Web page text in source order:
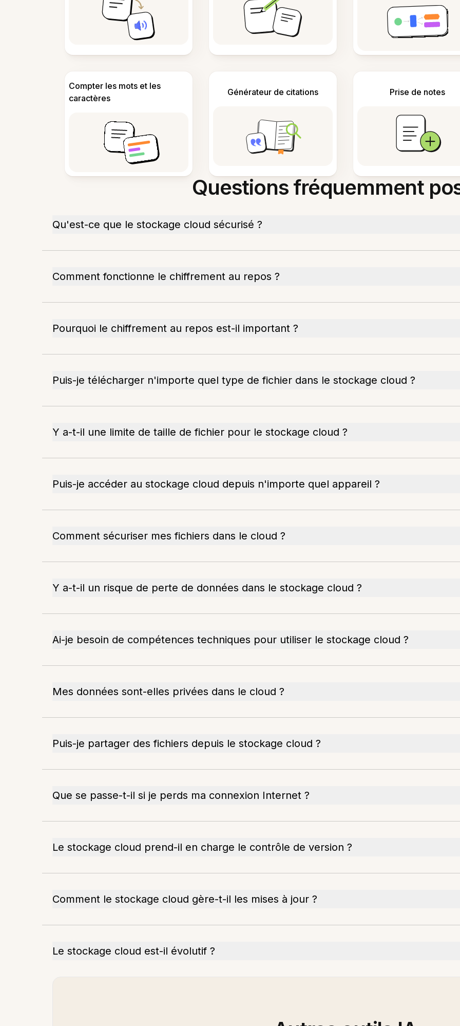
Compter les mots et les
caractères
Générateur de citations Prise de notes
Questions fréquemment
Qu'est-ce que le stockage cloud sécurisé ?
Comment fonctionne le chiffrement au repos ?
Pourquoi le chiffrement au repos est-il important ?
Puis-je télécharger n'importe quel type de fichier dans le stockage cloud ?
Y a-t-il une limite de taille de fichier pour le stockage cloud ?
Puis-je accéder au stockage cloud depuis n'importe quel appareil ?
Comment sécuriser mes fichiers dans le cloud ?
Y a-t-il un risque de perte de données dans le stockage cloud ?
Ai-je besoin de compétences techniques pour utiliser le stockage cloud ?
Mes données sont-elles privées dans le cloud ?
Puis-je partager des fichiers depuis le stockage cloud ?
Que se passe-t-il si je perds ma connexion Internet ?
Le stockage cloud prend-il en charge le contrôle de version ?
Comment le stockage cloud gère-t-il les mises à jour ?
Le stockage cloud est-il évolutif ?